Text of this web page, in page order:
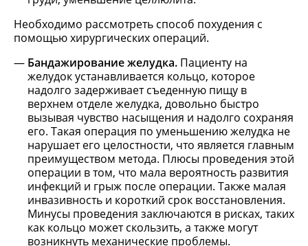
Необходимо рассмотреть способ похудения с
помощью хирургических операций.
Бандажирование желудка. Пациенту на
желудок устанавливается кольцо, которое
надолго задерживает съеденную пищу в
верхнем отделе желудка, довольно быстро
вызывая чувство насыщения и надолго сохраняя
его. Такая операция по уменьшению желудка не
нарушает его целостности, что является главным
преимуществом метода. Плюсы проведения этой
операции в том, что мала вероятность развития
инфекций и грыж после операции. Также малая
инвазивность и короткий срок восстановления.
Минусы проведения заключаются в рисках, таких
как кольцо может скользить, а также могут
возникнуть механические проблемы.